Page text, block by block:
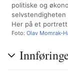
politiske og
selvstendigheten
Her på et
Foto: Olav Momrak-